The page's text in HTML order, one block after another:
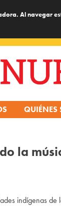
Al navegar
QUIÉNES
la
indígenas